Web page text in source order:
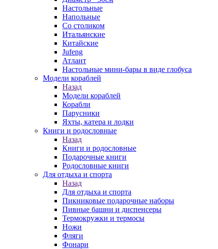
Настольные
Напольные
Со столиком
Итальянские
Китайские
Jufeng
Атлант
Настольные мини-бары в виде глобуса
Модели кораблей
Назад
Модели кораблей
Корабли
Парусники
Яхты, катера и лодки
Книги и родословные
Назад
Книги и родословные
Подарочные книги
Родословные книги
Для отдыха и спорта
Назад
Для отдыха и спорта
Пикниковые подарочные наборы
Пивные башни и диспенсеры
Термокружки и термосы
Ножи
Фляги
Фонари